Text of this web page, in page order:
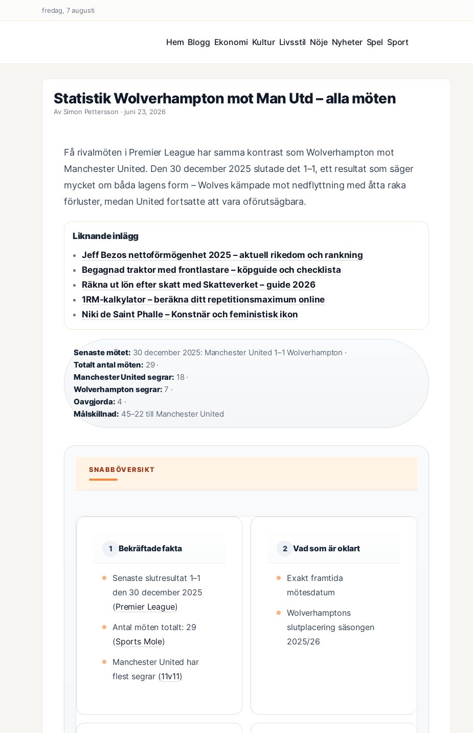
fredag, 7 augusti
Hem Blogg Ekonomi Kultur Livsstil Nöje Nyheter Spel Sport
Statistik Wolverhampton mot Man Utd – alla möten
Av Simon Pettersson · juni 23, 2026
Få rivalmöten i Premier League har samma kontrast som Wolverhampton mot
Manchester United. Den 30 december 2025 slutade det 1–1, ett resultat som säger
mycket om båda lagens form – Wolves kämpade mot nedflyttning med åtta raka
förluster, medan United fortsatte att vara oförutsägbara.
Liknande inlägg
Jeff Bezos nettoförmögenhet 2025 – aktuell rikedom och rankning
Begagnad traktor med frontlastare – köpguide och checklista
Räkna ut lön efter skatt med Skatteverket – guide 2026
1RM-kalkylator – beräkna ditt repetitionsmaximum online
Niki de Saint Phalle – Konstnär och feministisk ikon
Senaste mötet: 30 december 2025: Manchester United 1–1 Wolverhampton ·
Totalt antal möten: 29 ·
Manchester United segrar: 18 ·
Wolverhampton segrar: 7 ·
Oavgjorda: 4 ·
Målskillnad: 45–22 till Manchester United
SNABBÖVERSIKT
1 Bekräftade fakta
Senaste slutresultat 1–1
den 30 december 2025
(Premier League)
Antal möten totalt: 29
(Sports Mole)
Manchester United har
flest segrar (11v11)
2 Vad som är oklart
Exakt framtida
mötesdatum
Wolverhamptons
slutplacering säsongen
2025/26